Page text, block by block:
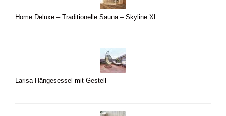
Home Deluxe – Traditionelle Sauna – Skyline XL
Larisa Hängesessel mit Gestell